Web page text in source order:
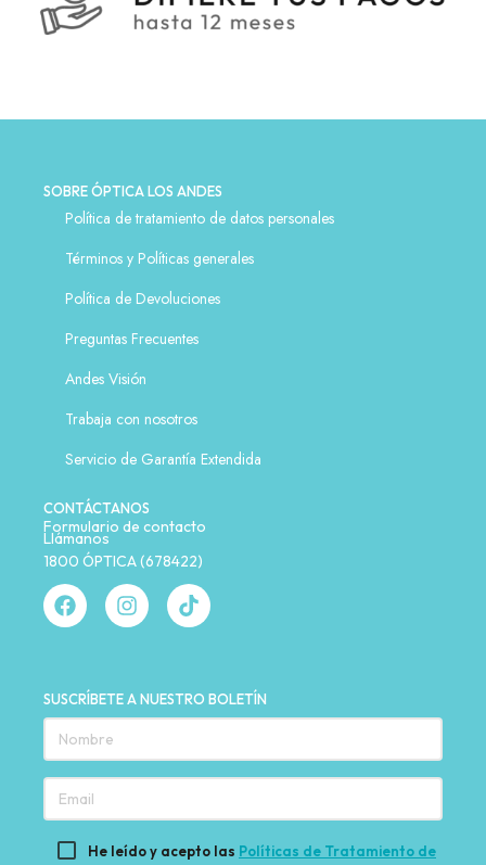
SOBRE ÓPTICA LOS ANDES
Política de tratamiento de datos personales
Términos y Políticas generales
Política de Devoluciones
Preguntas Frecuentes
Andes Visión
Trabaja con nosotros
Servicio de Garantía Extendida
CONTÁCTANOS
Formulario de contacto
Llámanos
1800 ÓPTICA (678422)
SUSCRÍBETE A NUESTRO BOLETÍN
He leído y acepto las Políticas de Tratamiento de